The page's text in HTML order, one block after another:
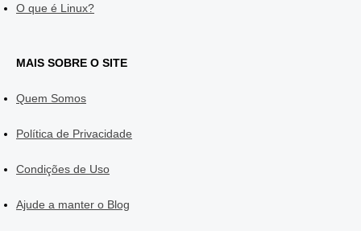
O que é Linux?
MAIS SOBRE O SITE
Quem Somos
Política de Privacidade
Condições de Uso
Ajude a manter o Blog